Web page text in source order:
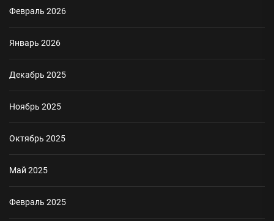
Февраль 2026
Январь 2026
Декабрь 2025
Ноябрь 2025
Октябрь 2025
Май 2025
Февраль 2025